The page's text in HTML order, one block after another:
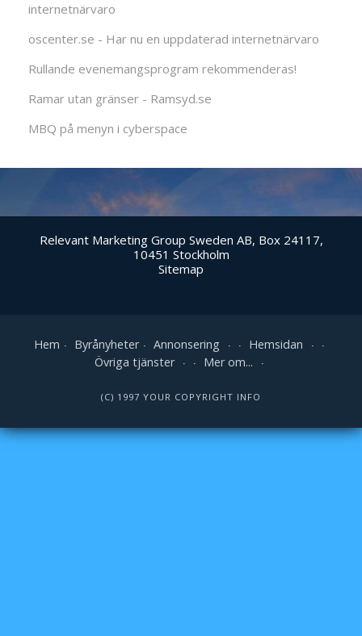
internetnärvaro
oscenter.se - Har nu en uppdaterad internetnärvaro
Rullande evenemangsprogram rekommenderas!
Ramar utan gränser - Ramsyd.se
MBQ på menyn i cyberspace
Relevant Marketing Group Sweden AB, Box 24117,
10451 Stockholm
Sitemap
Hem Byrånyheter Annonsering
Hemsidan
Övriga tjänster
Mer om...
(C) 1997 YOUR COPYRIGHT INFO